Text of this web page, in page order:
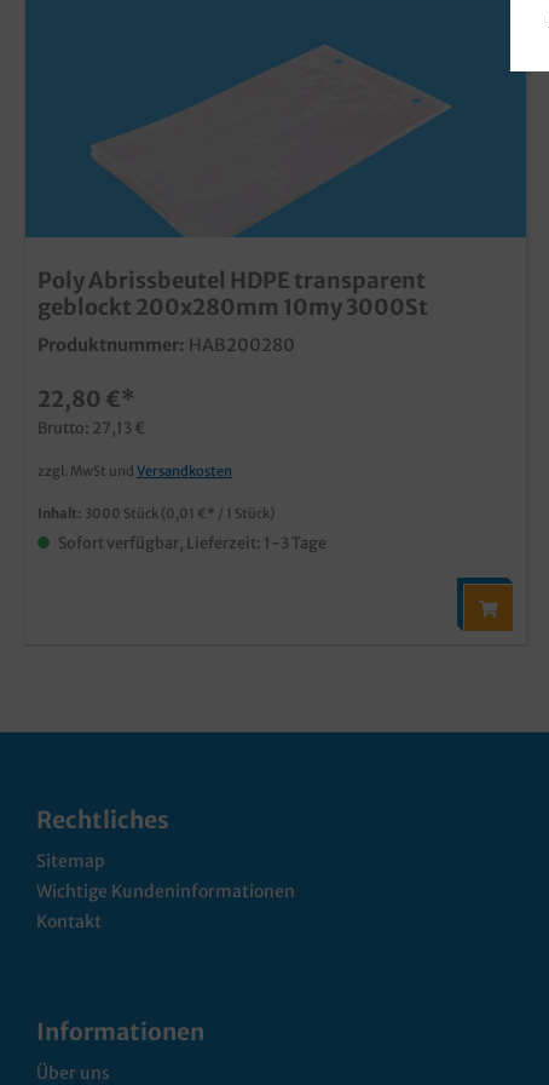
Poly Abrissbeutel HDPE transparent
geblockt 200x280mm 10my 3000St
Produktnummer: HAB200280
22,80 €*
Brutto: 27,13 €
zzgl. MwSt und Versandkosten
Inhalt: 3000 Stück (0,01 €* / 1 Stück)
Sofort verfügbar, Lieferzeit: 1-3 Tage
Rechtliches
Sitemap
Wichtige Kundeninformationen
Kontakt
Informationen
Über uns